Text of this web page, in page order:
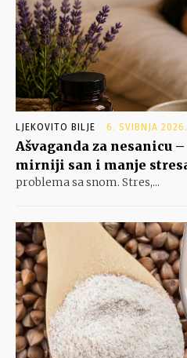
LJEKOVITO BILJE 6. SVIBNJA 2026.
Ašvaganda za nesanicu
mirniji san i manje
problema sa snom. Stres,...